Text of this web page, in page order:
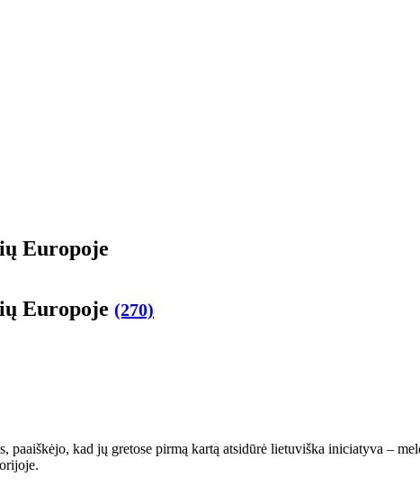
Europoje
Europoje (270)
kad jų gretose pirmą kartą atsidūrė lietuviška iniciatyva –